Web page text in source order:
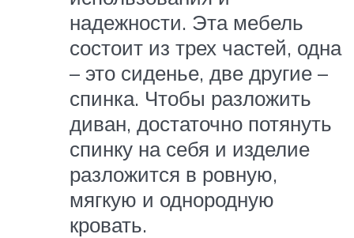
надежности. Эта мебель
состоит из трех частей, одна
– это сиденье, две другие –
спинка. Чтобы разложить
диван, достаточно потянуть
спинку на себя и изделие
разложится в ровную,
мягкую и однородную
кровать.